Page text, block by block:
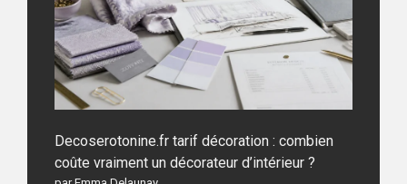
Decoserotonine.fr tarif décoration : combien
coûte vraiment un décorateur d’intérieur ?